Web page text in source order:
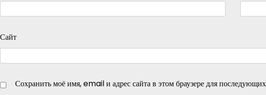
Сайт
Сохранить моё имя, email и адрес сайта в этом браузере для